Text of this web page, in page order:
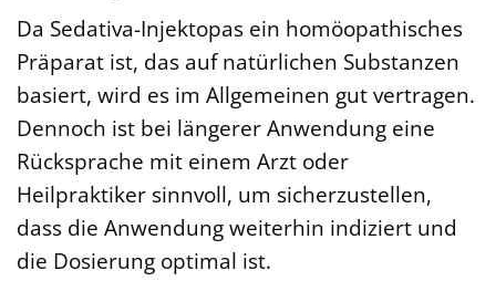
Da Sedativa-Injektopas ein homöopathisches
Präparat ist, das auf natürlichen Substanzen
basiert, wird es im Allgemeinen gut vertragen.
Dennoch ist bei längerer Anwendung eine
Rücksprache mit einem Arzt oder
Heilpraktiker sinnvoll, um sicherzustellen,
dass die Anwendung weiterhin indiziert und
die Dosierung optimal ist.